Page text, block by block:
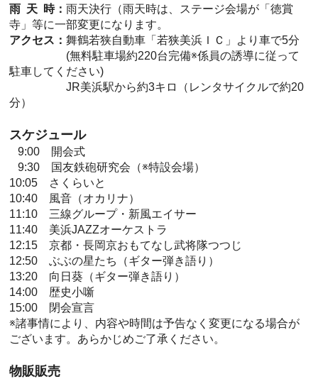
雨 天 時： 雨天決行（雨天時は、ステージ会場が「徳賞
寺」等に一部変更になります。
アクセス： 舞鶴若狭自動車「若狭美浜ＩＣ」より車で5分
(無料駐車場約220台完備※係員の誘導に従って
駐車してください)
JR美浜駅から約3キロ（レンタサイクルで約20
分）
スケジュール
9:00 開会式
9:30 国友鉄砲研究会（※特設会場）
10:05 さくらいと
10:40 風音（オカリナ）
11:10 三線グループ・新風エイサー
11:40 美浜JAZZオーケストラ
12:15 京都・長岡京おもてなし武将隊つつじ
12:50 ぶぶの星たち（ギター弾き語り）
13:20 向日葵（ギター弾き語り）
14:00 歴史小噺
15:00 閉会宣言
※諸事情により、内容や時間は予告なく変更になる場合が
ございます。あらかじめご了承ください。
物販販売